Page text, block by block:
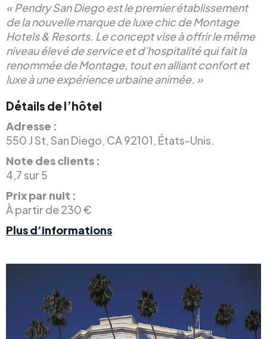
« Pendry San Diego est le premier établissement
de la nouvelle marque de luxe chic de Montage
Hotels & Resorts. Le concept vise à offrir le même
niveau élevé de service et d’hospitalité qui fait la
renommée de Montage, tout en alliant confort et
luxe à une expérience urbaine animée. »
Détails de l’hôtel
Adresse :
550 J St, San Diego, CA 92101, États-Unis.
Note des clients :
4,7 sur 5
Prix par nuit :
À partir de 230 €
Plus d’informations